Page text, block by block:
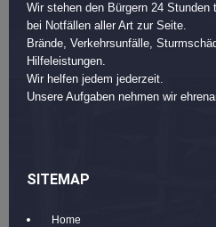
Wir stehen den Bürgern 24 Stunden
bei Notfällen aller Art zur Seite.
Brände, Verkehrsunfälle,
Hilfeleistungen.
Wir helfen jedem jederzeit.
Unsere Aufgaben nehmen wir
SITEMAP
Home